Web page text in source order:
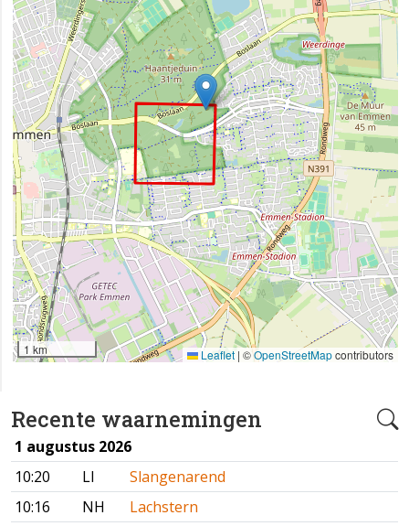
Recente waarnemingen
1 augustus 2026
10:20
LI
Slangenarend
10:16
NH
Lachstern
1 km Leaflet | ©OpenStreetMapcontributors